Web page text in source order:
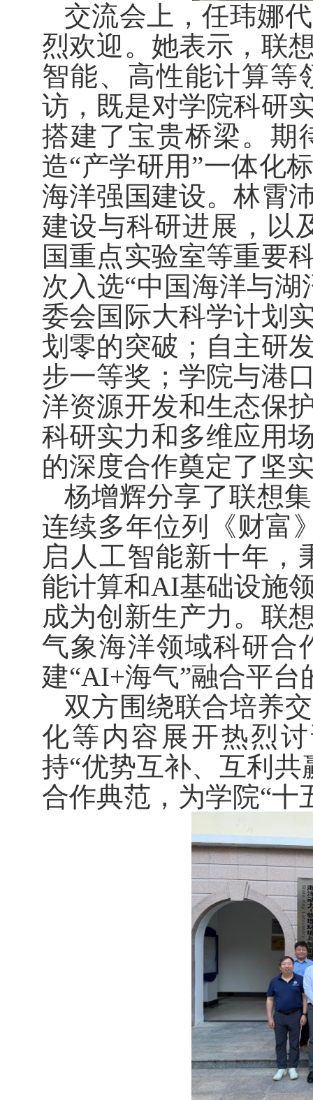
交流会上，任玮娜
烈欢迎。她表示，联
智能、高性能计算等
访，既是对学院科研
搭建了宝贵桥梁。期
造“产学研用”一体化
海洋强国建设。林霄
建设与科研进展，以
国重点实验室等重要
次入选“中国海洋与
委会国际大科学计划
划零的突破；自主研
步一等奖；学院与港
洋资源开发和生态保
科研实力和多维应用
的深度合作奠定了坚
杨增辉分享了联想
连续多年位列《财富
启人工智能新十年，
能计算和AI基础设施
成为创新生产力。联
气象海洋领域科研合
建“AI+海气”融合平台
双方围绕联合培养
化等内容展开热烈
持“优势互补、互利
合作典范，为学院“十